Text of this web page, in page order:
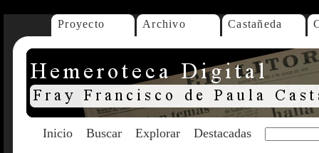
Proyecto Archivo Castañeda
Inicio Buscar Explorar Destacadas